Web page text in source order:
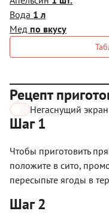
Вода 1 л
Мед по вкусу
Рецепт
Негаснущий экран
Шаг 1
Чтобы приготовить
положите в сито,
пересыпьте ягоды в
Шаг 2